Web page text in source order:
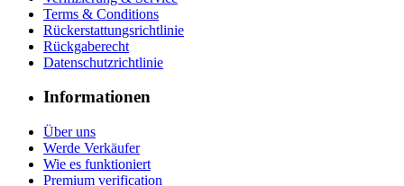
Terms & Conditions
Rückerstattungsrichtlinie
Rückgaberecht
Datenschutzrichtlinie
Informationen
Über uns
Werde Verkäufer
Wie es funktioniert
Premium verification